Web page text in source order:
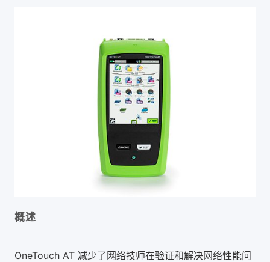
概述
OneTouch AT 减少了网络技师在验证和解决网络性能问